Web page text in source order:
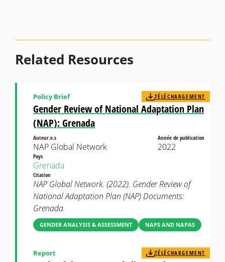
Related Resources
Gender Review of National Adaptation Plan
(NAP): Grenada
Policy Brief TÉLÉCHARGEMENT
Auteur.e.s
NAP Global Network
Année de publication
2022
Pays
Grenada
Citation
NAP Global Network. (2022). Gender Review of
National Adaptation Plan (NAP) Documents:
Grenada.
GENDER ANALYSIS & ASSESSMENT NAPS AND NAPAS
Report TÉLÉCHARGEMENT